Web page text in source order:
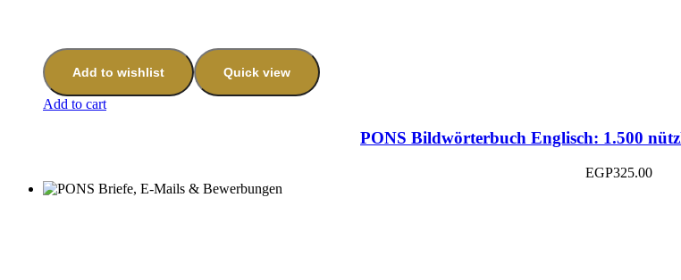
Add to wishlist Quick view
Add to cart
PONS Bildwörterbuch Englisch: 1.500
EGP325.00